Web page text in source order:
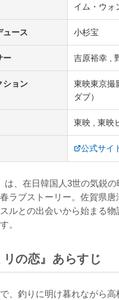
イム・ウォ
ュース 小杉宝
ー 吉原裕幸 ,
ション
東映東京撮
ダブ）
東映 , 東映
公式サイ
は、在日韓国人3世の気鋭の
ラブストーリー。佐賀県
ルとの出会いから始まる
。
リの恋』あらすじ
、釣りに明け暮れながら高